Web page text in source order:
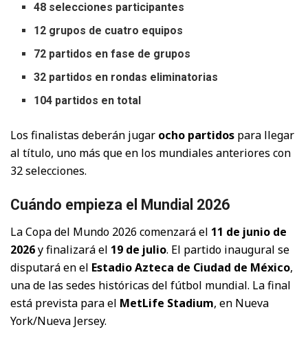
48 selecciones participantes
12 grupos de cuatro equipos
72 partidos en fase de grupos
32 partidos en rondas eliminatorias
104 partidos en total
Los finalistas deberán jugar ocho partidos para llegar
al título, uno más que en los mundiales anteriores con
32 selecciones.
Cuándo empieza el Mundial 2026
La Copa del Mundo 2026 comenzará el 11 de junio de
2026y finalizará el 19 de julio. El partido inaugural se
disputará en el Estadio Azteca de Ciudad de México,
una de las sedes históricas del fútbol mundial. La final
está prevista para el MetLife Stadium, en Nueva
York/Nueva Jersey.